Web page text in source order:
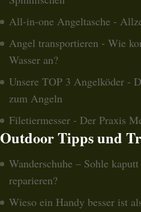
All-in-one Angeltasche -
Angel transportieren - Wie
Wasser an?
Unsere TOP 3 Angelköder -
zum Angeln
Filetiermesser - Der Praxis
Outdoor Tipps und
Wanderschuhe – Sohle
reparieren?
Wieso ein Handy besser ist